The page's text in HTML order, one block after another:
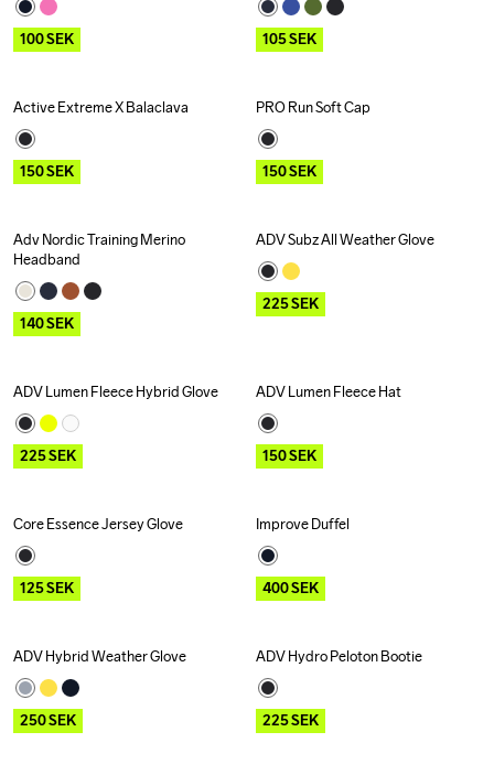
100SEK 105SEK
Outlet Recycled
Active Extreme X Balaclava
150SEK
Outlet
PRO Run Soft Cap
150SEK
Outlet
Adv Nordic Training Merino
Headband
140SEK
Outlet
ADV Subz All Weather Glove
225SEK
Outlet
ADV Lumen Fleece Hybrid Glove
225SEK
Outlet
ADV Lumen Fleece Hat
150SEK
Outlet Recycled
Core Essence Jersey Glove
125SEK
Outlet
Improve Duffel
400SEK
Outlet Recycled
ADV Hybrid Weather Glove
250SEK
Outlet
ADV Hydro Peloton Bootie
225SEK